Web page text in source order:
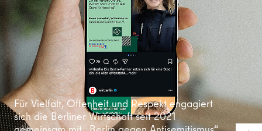
Für Vielfalt, Offenheit und Respekt engagiert
sich die Berliner Wirtschaft seit 2021
Weiterlesen